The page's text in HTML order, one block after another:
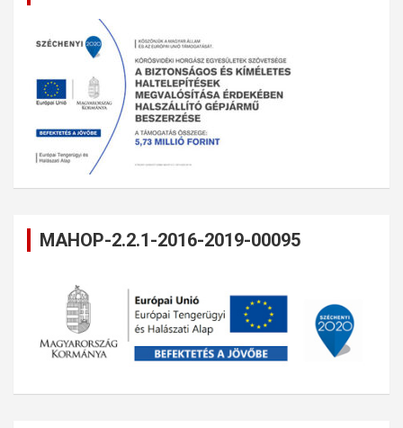
MAHOP-2.2.1-2016-2019-00095